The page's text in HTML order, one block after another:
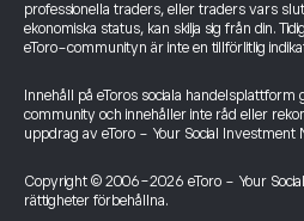
professionella traders, eller traders vars
ekonomiska status, kan skilja sig från din.
eToro-communityn är inte en tillförlitlig
Innehåll på eToros sociala
community och innehåller inte råd eller
uppdrag av eToro - Your Social Investment
Copyright © 2006-2026 eToro - Your
rättigheter förbehållna.